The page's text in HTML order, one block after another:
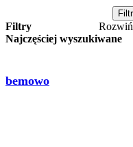
Filtry
Rozwiń
Najczęściej wyszukiwane
bemowo